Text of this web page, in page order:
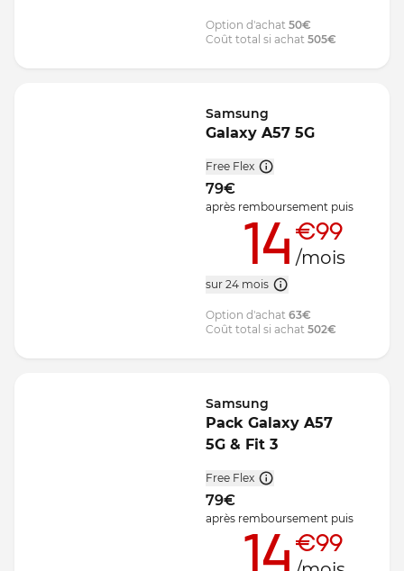
Option d'achat 50€
Coût total si achat 505€
Samsung
Galaxy A57 5G
Free Flex
79€
après remboursement puis
14 €99
/mois
sur 24 mois
Option d'achat 63€
Coût total si achat 502€
Samsung
Pack Galaxy A57
5G & Fit 3
Free Flex
79€
après remboursement puis
14 €99